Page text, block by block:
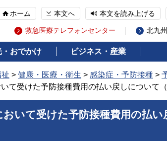
ホーム 本文へ 本文を読み上げる
救急医療テレフォンセンター 北九
・おでかけ ビジネス・産業
> 健康・医療・衛生 > 感染症・予防接種 >
て受けた予防接種費用の払い戻しについて（
いて受けた予防接種費用の払い